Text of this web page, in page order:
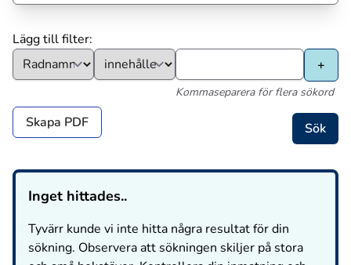
Lägg till filter:
Kommaseparera för flera sökord
Skapa PDF
Inget hittades..
Tyvärr kunde vi inte hitta några resultat för din
sökning. Observera att sökningen skiljer på stora